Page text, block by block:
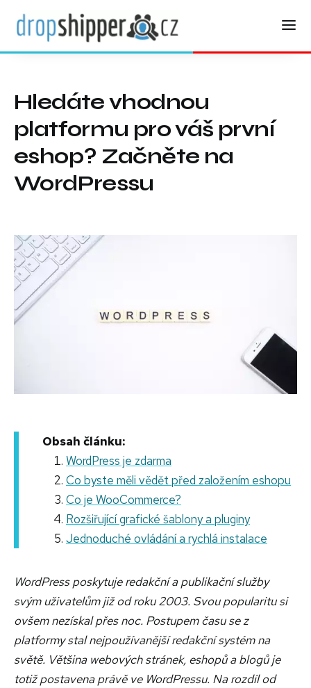
Hledáte vhodnou
platformu pro váš první
eshop? Začněte na
WordPressu
Obsah článku:
WordPress je zdarma
Co byste měli vědět před založením eshopu
Co je WooCommerce?
Rozšiřující grafické šablony a pluginy
Jednoduché ovládání a rychlá instalace
WordPress poskytuje redakční a publikační služby
svým uživatelům již od roku 2003. Svou popularitu si
ovšem nezískal přes noc. Postupem času se z
platformy stal nejpoužívanější redakční systém na
světě. Většina webových stránek, eshopů a blogů je
totiž postavena právě ve WordPressu. Na rozdíl od